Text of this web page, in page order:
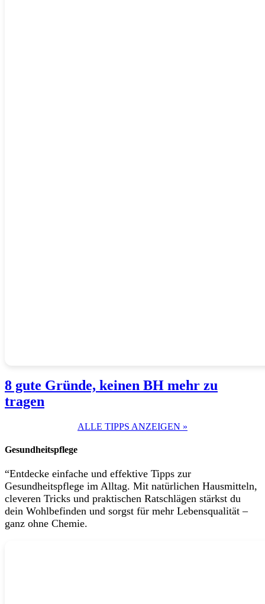
8 gute Gründe, keinen BH mehr zu
tragen
ALLE TIPPS ANZEIGEN »
Gesundheitspflege
“Entdecke einfache und effektive Tipps zur
Gesundheitspflege im Alltag. Mit natürlichen Hausmitteln,
cleveren Tricks und praktischen Ratschlägen stärkst du
dein Wohlbefinden und sorgst für mehr Lebensqualität –
ganz ohne Chemie.